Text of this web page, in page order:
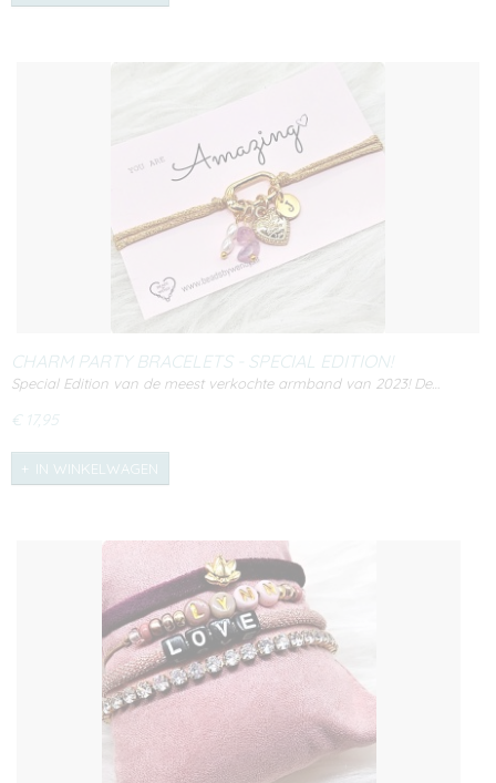
CHARM PARTY BRACELETS - SPECIAL EDITION!
Special Edition van de meest verkochte armband van 2023! De…
€ 17,95
IN WINKELWAGEN